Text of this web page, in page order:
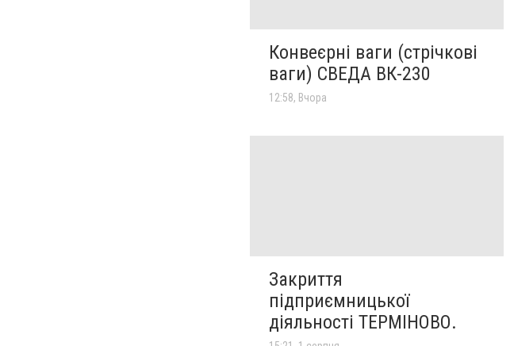
Конвеєрні ваги (стрічкові
ваги) СВЕДА ВК-230
12:58, Вчора
Закриття
підприємницької
діяльності ТЕРМІНОВО.